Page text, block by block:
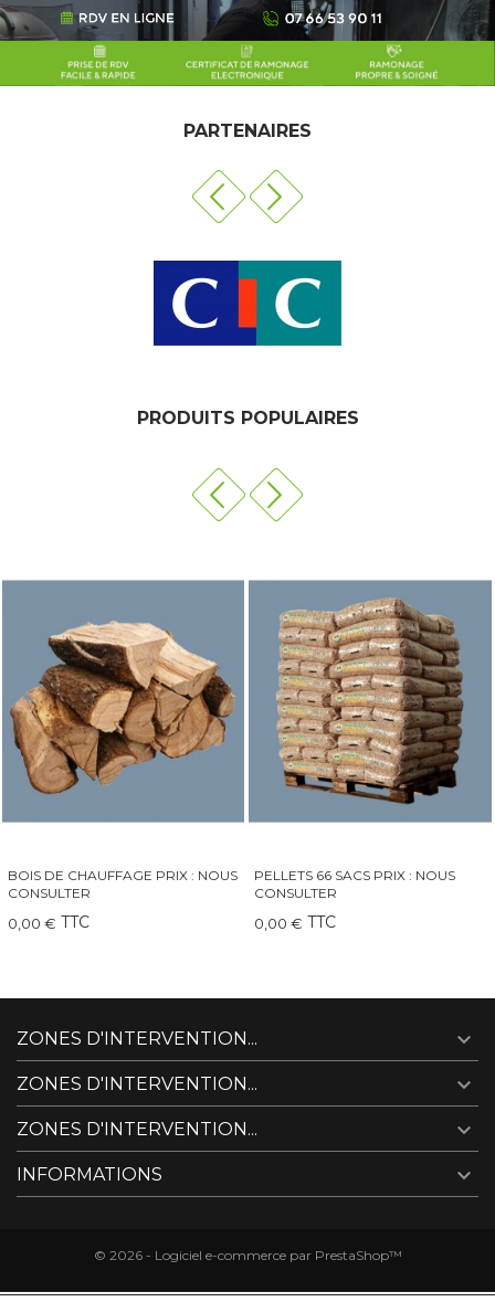
PARTENAIRES
PRODUITS POPULAIRES
PELLETS 66 SACS PRIX : NOUS
CONSULTER
0,00 € TTC
QAÏTO 30 GRAND INSERT-
CHEMINÉE-POÊLE
249,00 € TTC
ZONES D'INTERVENTION... 
ZONES D'INTERVENTION... 
ZONES D'INTERVENTION... 
INFORMATIONS 
© 2026 - Logiciel e-commerce par PrestaShop™